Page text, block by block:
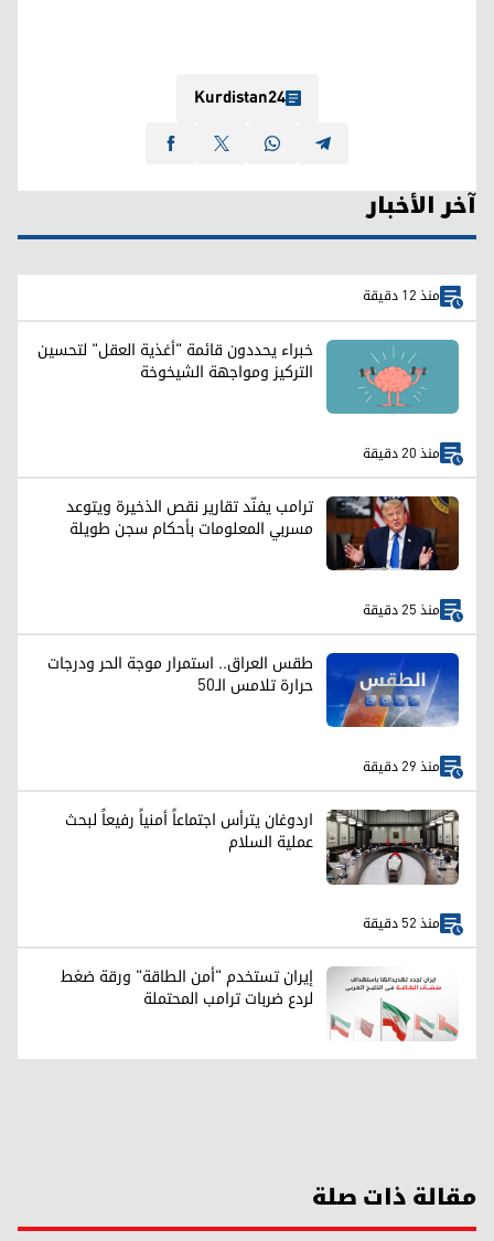
Kurdistan24
آخر الأخبار
منذ 12 دقيقة
خبراء يحددون قائمة "أغذية العقل" لتحسين
التركيز ومواجهة الشيخوخة
منذ 20 دقيقة
ترامب يفنّد تقارير نقص الذخيرة ويتوعد
مسربي المعلومات بأحكام سجن طويلة
منذ 25 دقيقة
طقس العراق.. استمرار موجة الحر ودرجات
حرارة تلامس الـ50
منذ 29 دقيقة
اردوغان يترأس اجتماعاً أمنياً رفيعاً لبحث
عملية السلام
منذ 52 دقيقة
إيران تستخدم "أمن الطاقة" ورقة ضغط
لردع ضربات ترامب المحتملة
مقالة ذات صلة